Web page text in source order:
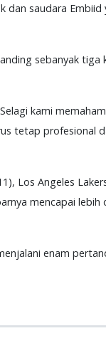
dan saudara Embiid
sebanyak tiga
kami
tetap profesional
Los Angeles
mencapai
enam